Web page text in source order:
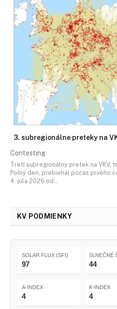
3. subregionálne preteky na
Contesting
Tretí subregionálny pretek na VKV,
Poľný deň, prebiehal počas prvého
4. júla 2026 od…
KV PODMIENKY
SOLAR FLUX (SFI)
97
SLNEČNÉ
44
A-INDEX
4
K-INDEX
4